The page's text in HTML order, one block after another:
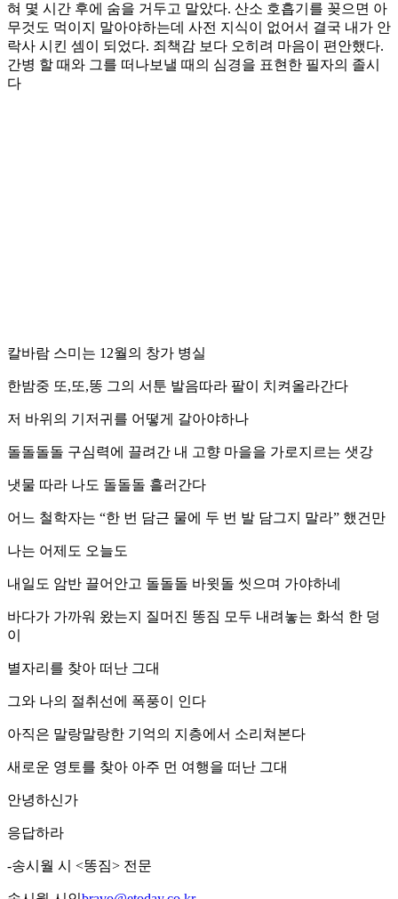
혀 몇 시간 후에 숨을 거두고 말았다. 산소 호흡기를 꽂으면 아
무것도 먹이지 말아야하는데 사전 지식이 없어서 결국 내가 안
락사 시킨 셈이 되었다. 죄책감 보다 오히려 마음이 편안했다.
간병 할 때와 그를 떠나보낼 때의 심경을 표현한 필자의 졸시
다
칼바람 스미는 12월의 창가 병실
한밤중 또,또,똥 그의 서툰 발음따라 팔이 치켜올라간다
저 바위의 기저귀를 어떻게 갈아야하나
돌돌돌돌 구심력에 끌려간 내 고향 마을을 가로지르는 샛강
냇물 따라 나도 돌돌돌 흘러간다
어느 철학자는 “한 번 담근 물에 두 번 발 담그지 말라” 했건만
나는 어제도 오늘도
내일도 암반 끌어안고 돌돌돌 바윗돌 씻으며 가야하네
바다가 가까워 왔는지 질머진 똥짐 모두 내려놓는 화석 한 덩
이
별자리를 찾아 떠난 그대
그와 나의 절취선에 폭풍이 인다
아직은 말랑말랑한 기억의 지층에서 소리쳐본다
새로운 영토를 찾아 아주 먼 여행을 떠난 그대
안녕하신가
응답하라
-송시월 시 <똥짐> 전문